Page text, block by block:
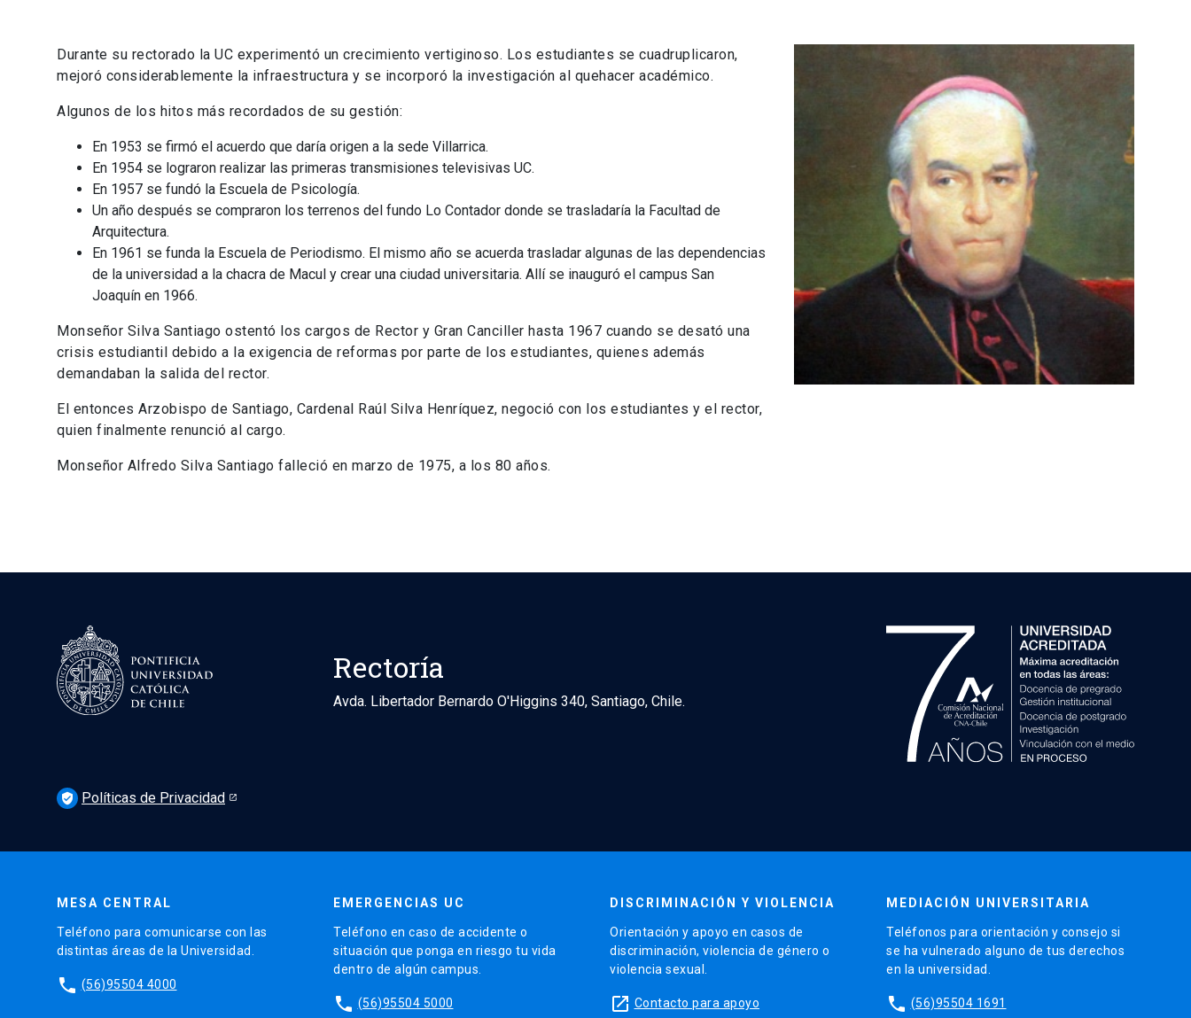
Durante su rectorado la UC experimentó un crecimiento vertiginoso. Los estudiantes se cuadruplicaron,
mejoró considerablemente la infraestructura y se incorporó la investigación al quehacer académico.
Algunos de los hitos más recordados de su gestión:
En 1953 se firmó el acuerdo que daría origen a la sede Villarrica.
En 1954 se lograron realizar las primeras transmisiones televisivas UC.
En 1957 se fundó la Escuela de Psicología.
Un año después se compraron los terrenos del fundo Lo Contador donde se trasladaría la Facultad de
Arquitectura.
En 1961 se funda la Escuela de Periodismo. El mismo año se acuerda trasladar algunas de las dependencias
de la universidad a la chacra de Macul y crear una ciudad universitaria. Allí se inauguró el campus San
Joaquín en 1966.
Monseñor Silva Santiago ostentó los cargos de Rector y Gran Canciller hasta 1967 cuando se desató una
crisis estudiantil debido a la exigencia de reformas por parte de los estudiantes, quienes además
demandaban la salida del rector.
El entonces Arzobispo de Santiago, Cardenal Raúl Silva Henríquez, negoció con los estudiantes y el rector,
quien finalmente renunció al cargo.
Monseñor Alfredo Silva Santiago falleció en marzo de 1975, a los 80 años.
Rectoría
Avda. Libertador Bernardo O'Higgins 340, Santiago, Chile.
verified_user Políticas de Privacidad
MESA CENTRAL
Teléfono para comunicarse con las
distintas áreas de la Universidad.
phone (56)95504 4000
EMERGENCIAS UC
Teléfono en caso de accidente o
situación que ponga en riesgo tu vida
dentro de algún campus.
phone (56)95504 5000
DISCRIMINACIÓN Y VIOLENCIA
Orientación y apoyo en casos de
discriminación, violencia de género o
violencia sexual.
launch Contacto para apoyo
MEDIACIÓN UNIVERSITARIA
Teléfonos para orientación y consejo si
se ha vulnerado alguno de tus derechos
en la universidad.
phone (56)95504 1691